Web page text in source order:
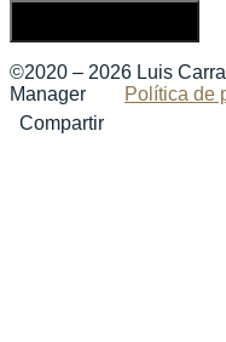
Compartir
©2020 – 2026 Luis
Manager
Política de